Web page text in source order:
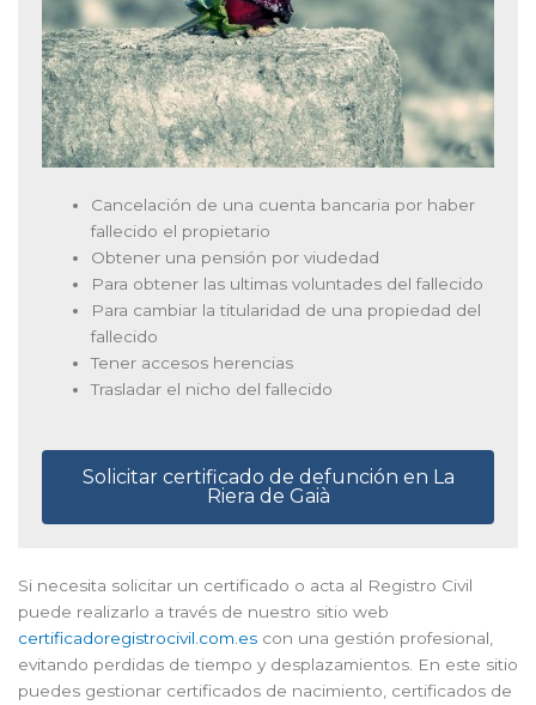
Cancelación de una cuenta bancaria por haber
fallecido el propietario
Obtener una pensión por viudedad
Para obtener las ultimas voluntades del fallecido
Para cambiar la titularidad de una propiedad del
fallecido
Tener accesos herencias
Trasladar el nicho del fallecido
Solicitar certificado de defunción en La
Riera de Gaià
Si necesita solicitar un certificado o acta al Registro Civil
puede realizarlo a través de nuestro sitio web
certificadoregistrocivil.com.es con una gestión profesional,
evitando perdidas de tiempo y desplazamientos. En este sitio
puedes gestionar certificados de nacimiento, certificados de